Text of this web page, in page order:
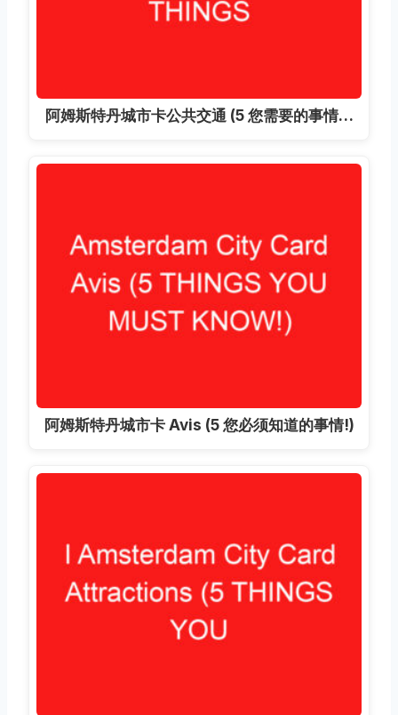
阿姆斯特丹城市卡公共交通 (5 您需要的事情…
阿姆斯特丹城市卡 Avis (5 您必须知道的事情!)